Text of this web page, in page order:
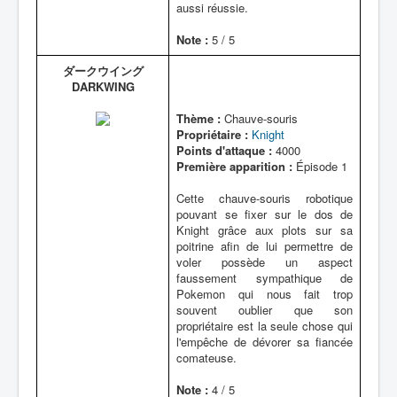
aussi réussie.
Note : 5 / 5
ダークウイング
DARKWING
Thème : Chauve-souris
Propriétaire : Knight
Points d'attaque : 4000
Première apparition : Épisode 1
Cette chauve-souris robotique
pouvant se fixer sur le dos de
Knight grâce aux plots sur sa
poitrine afin de lui permettre de
voler possède un aspect
faussement sympathique de
Pokemon qui nous fait trop
souvent oublier que son
propriétaire est la seule chose qui
l'empêche de dévorer sa fiancée
comateuse.
Note : 4 / 5